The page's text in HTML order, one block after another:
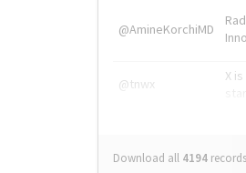
@AmineKorchiMD
@tnwx
X
Download all 4194 records